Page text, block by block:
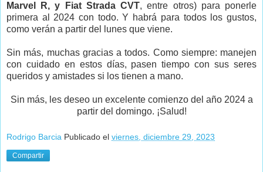
Marvel R, y Fiat Strada CVT, entre otros) para ponerle
primera al 2024 con todo. Y habrá para todos los gustos,
como verán a partir del lunes que viene.
Sin más, muchas gracias a todos. Como siempre: manejen
con cuidado en estos días, pasen tiempo con sus seres
queridos y amistades si los tienen a mano.
Sin más, les deseo un excelente comienzo del año 2024 a
partir del domingo. ¡Salud!
Rodrigo Barcia Publicado el viernes, diciembre 29, 2023
Compartir